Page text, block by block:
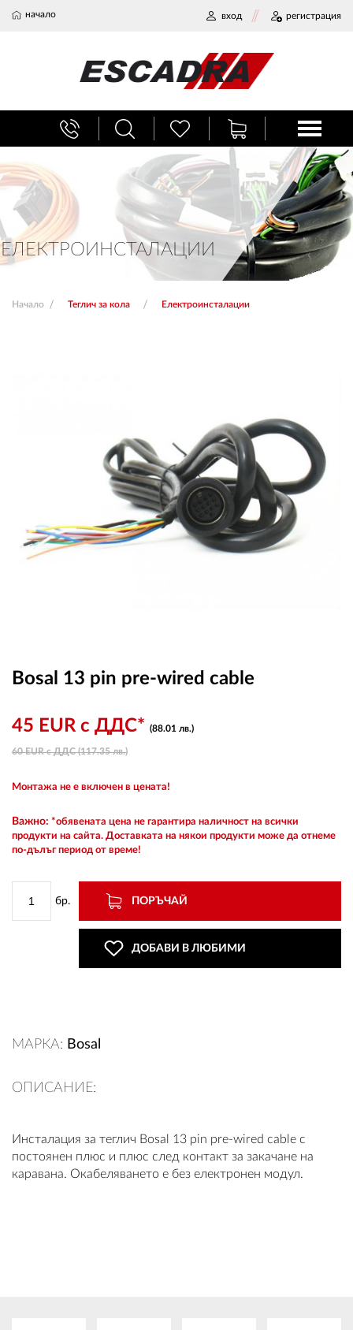
начало вход регистрация
ЕЛЕКТРОИНСТАЛАЦИИ
Начало Теглич за кола Електроинсталации
Bosal 13 pin pre-wired cable
45 EUR с ДДС* (88.01 лв.)
60 EUR с ДДС (117.35 лв.)
Монтажа не е включен в цената!
Важно: *обявената цена не гарантира наличност на всички
продукти на сайта. Доставката на някои продукти може да отнеме
по-дълъг период от време!
бр. ПОРЪЧАЙ
ДОБАВИ В ЛЮБИМИ
МАРКА: Bosal
ОПИСАНИЕ:
Инсталация за теглич Bosal 13 pin pre-wired cable с
постоянен плюс и плюс след контакт за закачане на
каравана. Окабеляването е без електронен модул.
БАГАЖНИЦИ
ТЕГЛИЧ ЗА КОЛА
ВЕРИГИ ЗА СНЯГ
0 продукта
Количка
0 продукта
РЕГИСТРАЦИЯ
КОНТАКТИ
ОБЩИ УСЛОВИЯ
СТОКИ НА КРЕДИТ
ПОЛИТИКА ЗА БИСКВИТКИ
ПЛАТФОРМА ЗА ОРС